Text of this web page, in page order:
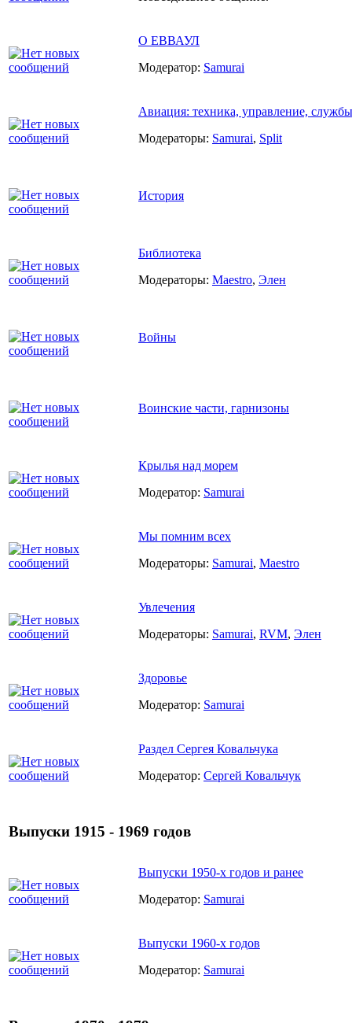
О ЕВВАУЛ
Модератор: Samurai
Авиация: техника, управление, службы
Модераторы: Samurai, Split
История
Библиотека
Модераторы: Maestro, Элен
Войны
Воинские части, гарнизоны
Крылья над морем
Модератор: Samurai
Мы помним всех
Модераторы: Samurai, Maestro
Увлечения
Модераторы: Samurai, RVM, Элен
Здоровье
Модератор: Samurai
Раздел Сергея Ковальчука
Модератор: Сергей Ковальчук
Выпуски 1915 - 1969 годов
Выпуски 1950-х годов и ранее
Модератор: Samurai
Выпуски 1960-х годов
Модератор: Samurai